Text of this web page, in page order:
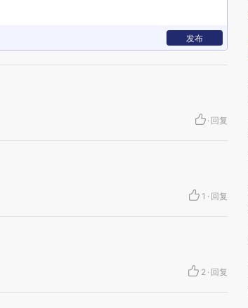
发布
· 回复
1 · 回复
2 · 回复